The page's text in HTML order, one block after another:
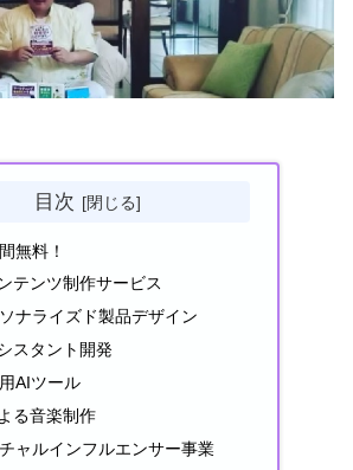
目次
無料！
テンツ制作サービス
ナライズド製品デザイン
スタント開発
AIツール
る音楽制作
ャルインフルエンサー事業